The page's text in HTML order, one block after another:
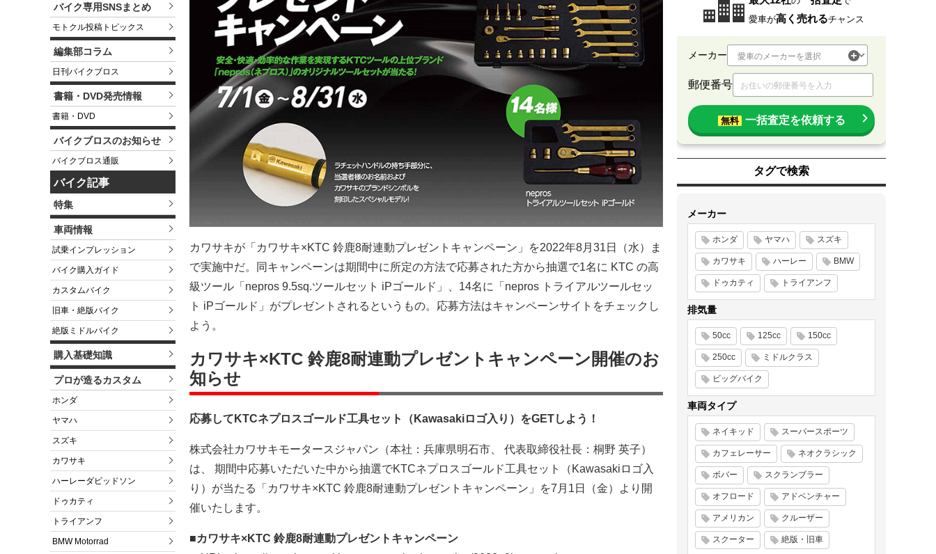
バイク専用SNSまとめ
モトクル投稿トピックス
編集部コラム
日刊バイクブロス
書籍・DVD発売情報
書籍・DVD
バイクブロスのお知らせ
バイクブロス通販
バイク記事
特集
車両情報
試乗インプレッション
バイク購入ガイド
カスタムバイク
旧車・絶版バイク
絶版ミドルバイク
購入基礎知識
プロが造るカスタム
ホンダ
ヤマハ
スズキ
カワサキ
ハーレーダビッドソン
ドゥカティ
トライアンフ
BMW Motorrad
カワサキが「カワサキ×KTC 鈴鹿8耐連動プレゼントキャンペーン」を2022年8月31日（水）ま
で実施中だ。同キャンペーンは期間中に所定の方法で応募された方から抽選で1名に KTC の高
級ツール「nepros 9.5sq.ツールセット iPゴールド」、14名に「nepros トライアルツールセッ
ト iPゴールド」がプレゼントされるというもの。応募方法はキャンペーンサイトをチェックし
よう。
カワサキ×KTC 鈴鹿8耐連動プレゼントキャンペーン開催のお
知らせ
応募してKTCネプロスゴールド工具セット（Kawasakiロゴ入り）をGETしよう！
株式会社カワサキモータースジャパン（本社：兵庫県明石市、 代表取締役社長：桐野 英子）
は、 期間中応募いただいた中から抽選でKTCネプロスゴールド工具セット（Kawasakiロゴ入
り）が当たる「カワサキ×KTC 鈴鹿8耐連動プレゼントキャンペーン」を7月1日（金）より開
催いたします。
■カワサキ×KTC 鈴鹿8耐連動プレゼントキャンペーン
愛車が高く売れるチャンス
メーカー
郵便番号
無料 一括査定を依頼する
タグで検索
メーカー
ホンダ ヤマハ スズキ
カワサキ ハーレー BMW
ドゥカティ トライアンフ
排気量
50cc 125cc 150cc
250cc ミドルクラス
ビッグバイク
車両タイプ
ネイキッド スーパースポーツ
カフェレーサー ネオクラシック
ボバー スクランブラー
オフロード アドベンチャー
アメリカン クルーザー
スクーター 絶版・旧車